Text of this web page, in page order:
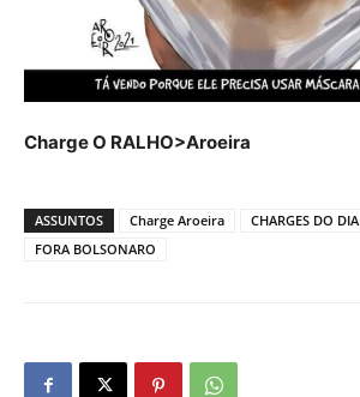
Charge O RALHO>Aroeira
ASSUNTOS Charge Aroeira
CHARGES DO DIA
FORA BOLSONARO